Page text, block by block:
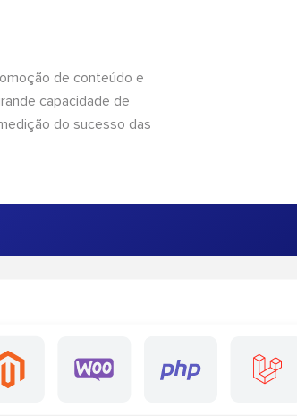
de conteúdo e
capacidade de
do sucesso das